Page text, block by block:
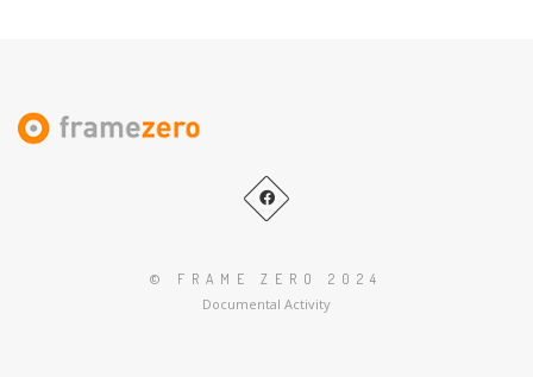
© FRAME ZERO 2024
Documental Activity